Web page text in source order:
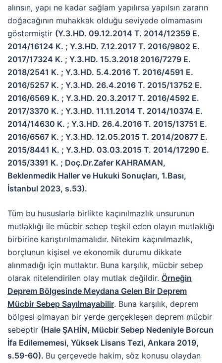
alınsın, yapı ne kadar sağlam yapılırsa yapılsın zararın
doğacağının muhakkak olduğu seviyede olmamasını
göstermiştir (Y.3.HD. 09.12.2014 T. 2014/12359 E.
2014/16124 K. ; Y.3.HD. 7.12.2017 T. 2016/9802 E.
2017/17324 K. ; Y.3.HD. 15.3.2018 2016/7279 E.
2018/2541 K. ; Y.3.HD. 5.4.2016 T. 2016/4591 E.
2016/5257 K. ; Y.3.HD. 26.4.2016 T. 2015/13752 E.
2016/6569 K. ; Y.3.HD. 20.3.2017 T. 2016/4592 E.
2017/3370 K. ; Y.3.HD. 11.11.2014 T. 2014/10374 E.
2014/14630 K. ; Y.3.HD. 26.4.2016 T. 2015/13751 E.
2016/6567 K. ; Y.3.HD. 12.05.2015 T. 2014/20877 E.
2015/8441 K. ; Y.3.HD. 03.03.2015 T. 2014/17290 E.
2015/3391 K. ; Doç.Dr.Zafer KAHRAMAN,
Beklenmedik Haller ve Hukuki Sonuçları, 1.Bası,
İstanbul 2023, s.53).
Tüm bu hususlarla birlikte kaçınılmazlık unsurunun
mutlaklığı ile mücbir sebep teşkil eden olayın mutlaklığı
birbirine karıştırılmamalıdır. Nitekim kaçınılmazlık,
borçlunun kişisel ve ekonomik durumu dikkate
alınmadığı için mutlaktır. Buna karşılık, mücbir sebep
olarak nitelendirilen olay mutlak değildir. Örneğin
Deprem Bölgesinde Meydana Gelen Bir Deprem
Mücbir Sebep Sayılmayabilir. Buna karşılık, deprem
bölgesi olmayan bir yerde gerçekleşen deprem mücbir
sebeptir (Hale ŞAHİN, Mücbir Sebep Nedeniyle Borcun
İfa Edilememesi, Yüksek Lisans Tezi, Ankara 2019,
s.59-60). Bu çerçevede hakim, söz konusu olaydan